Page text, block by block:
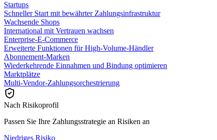
Startups
Schneller Start mit bewährter Zahlungsinfrastruktur
Wachsende Shops
International mit Vertrauen wachsen
Enterprise-E-Commerce
Erweiterte Funktionen für High-Volume-Händler
Abonnement-Marken
Wiederkehrende Einnahmen und Bindung optimieren
Marktplätze
Multi-Vendor-Zahlungsorchestrierung
Nach Risikoprofil
Passen Sie Ihre Zahlungsstrategie an Risiken an
Niedriges Risiko